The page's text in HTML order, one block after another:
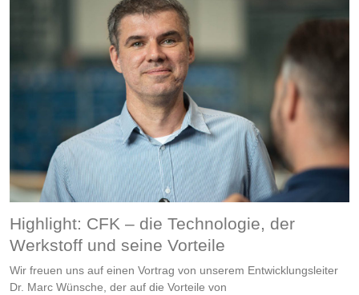
Highlight: CFK – die Technologie, der
Werkstoff und seine Vorteile
Wir freuen uns auf einen Vortrag von unserem Entwicklungsleiter
Dr. Marc Wünsche, der auf die Vorteile von